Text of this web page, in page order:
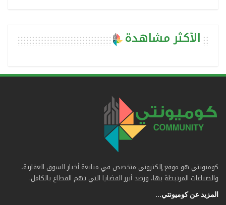
الأكثر مشاهدة
كوميونتي هو موقع إلكتروني متخصص في متابعة أخبار السوق العقارية،
والصناعات المرتبطة بها، ورصد أبرز القضايا التي تهم القطاع بالكامل.
المزيد عن كوميونتي...